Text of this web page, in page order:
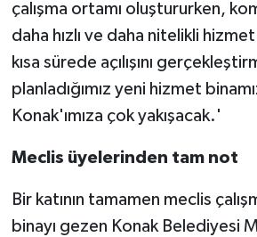
çalışma ortamı oluştururken,
daha hızlı ve daha nitelikli
kısa sürede açılışını
planladığımız yeni hizmet
Konak'ımıza çok yakışacak.'
Meclis üyelerinden tam not
Bir katının tamamen meclis
binayı gezen Konak Belediyesi